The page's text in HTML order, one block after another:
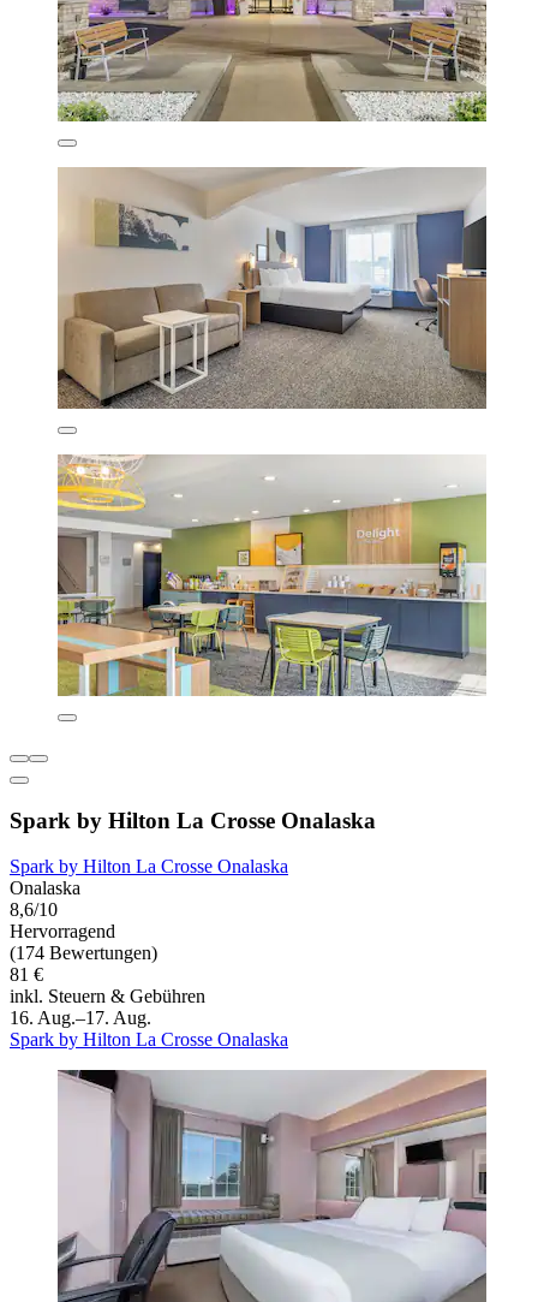
Spark by Hilton La Crosse Onalaska
Spark by Hilton La Crosse Onalaska
Onalaska
8,6/10
Hervorragend
(174 Bewertungen)
81 €
inkl. Steuern & Gebühren
16. Aug.–17. Aug.
Spark by Hilton La Crosse Onalaska